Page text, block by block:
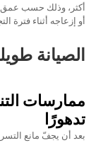
أكثر، وذلك حسب عمق
أو إزعاجه أثناء
الصيانة
ممارسات
تدهورًا
بعد أن يجفّ مانع